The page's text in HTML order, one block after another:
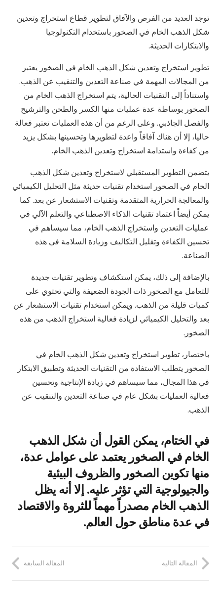
توجد العديد من الفرص والآفاق لتطوير قطاع استخراج وتعدين
شكل الذهب الخام في الصخور باستخدام التكنولوجيا
والابتكارات الحديثة.
تطوير استخراج وتعدين شكل الذهب الخام في الصخور يعتبر
من المجالات المهمة في صناعة التعدين والتنقيب عن الذهب.
واستناداً إلى التقنيات الحالية، يتم استخراج الذهب الخام من
الصخور بوساطة عدة عمليات منها الكسر والطحن والترشيح
والفصل الجاذبي. وعلى الرغم من أن هذه العمليات تعتبر فعالة
حاليا، إلا أن هناك آفاقاً واعدة لتطويرها وتحسينها بشكل يزيد
من كفاءة واستدامة استخراج وتعدين الذهب الخام.
يتضمن التطوير المستقبلي لاستخراج وتعدين شكل الذهب
الخام في الصخور استخدام تقنيات حديثة مثل التحليل الكيميائي
والمعالجة الحرارية المتقدمة وتقنيات الاستشعار عن بعد. كما
يمكن أيضاً اعتماد تقنيات الذكاء الاصطناعي والتعلم الآلي في
عمليات التعدين واستخراج الذهب الخام، مما سيساهم في
تحسين الكفاءة وتقليل التكاليف وزيادة السلامة في هذه
الصناعة.
بالإضافة إلى ذلك، يمكن استكشاف وتطوير تقنيات جديدة
للتعامل مع الصخور ذات الجودة الضعيفة والتي تحتوي على
كميات قليلة من الذهب. ويمكن استخدام تقنيات الاستشعار عن
بعد والتحليل الكيميائي لزيادة فعالية استخراج الذهب من هذه
الصخور.
باختصار، تطوير استخراج وتعدين شكل الذهب الخام في
الصخور يتطلب الاستفادة من التقنيات الحديثة وتطبيق الابتكار
في هذا المجال، مما سيساهم في زيادة الإنتاجية وتحسين
فعالية العمليات بشكل عام في صناعة التعدين والتنقيب عن
الذهب.
في الختام، يمكن القول أن شكل الذهب
الخام في الصخور يعتمد على عوامل عدة،
منها تكوين الصخور والظروف البيئية
والجيولوجية التي تؤثر عليه. إلا أنه يظل
الذهب الخام مصدراً مهماً للثروة والاقتصاد
في عدة مناطق حول العالم.
المقالة السابقة المقالة التالية